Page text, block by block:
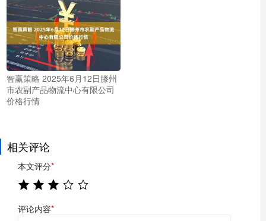
智赢策略 2025年6月12日滕州
市农副产品物流中心有限公司
价格行情
相关评论
本文评分*
评论内容*